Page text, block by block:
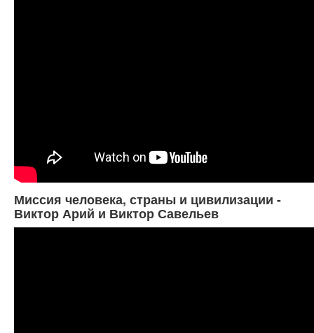
Миссия человека, страны и цивилизации -
Виктор Арий и Виктор Савельев